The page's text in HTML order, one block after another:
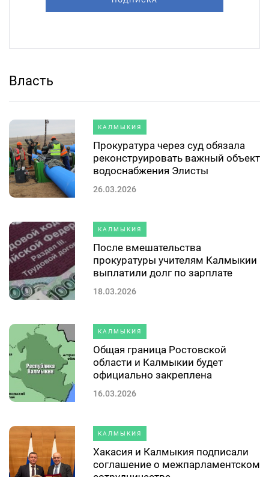
Власть
КАЛМЫКИЯ
Прокуратура через суд обязала
реконструировать важный объект
водоснабжения Элисты
26.03.2026
КАЛМЫКИЯ
После вмешательства
прокуратуры учителям Калмыкии
выплатили долг по зарплате
18.03.2026
КАЛМЫКИЯ
Общая граница Ростовской
области и Калмыкии будет
официально закреплена
16.03.2026
КАЛМЫКИЯ
Хакасия и Калмыкия подписали
соглашение о межпарламентском